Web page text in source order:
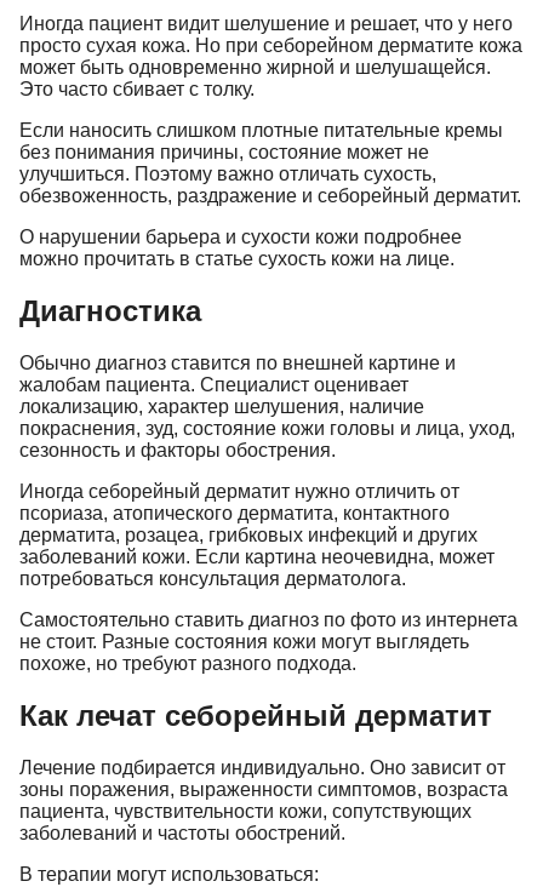
Иногда пациент видит шелушение и решает, что у него
просто сухая кожа. Но при себорейном дерматите кожа
может быть одновременно жирной и шелушащейся.
Это часто сбивает с толку.
Если наносить слишком плотные питательные кремы
без понимания причины, состояние может не
улучшиться. Поэтому важно отличать сухость,
обезвоженность, раздражение и себорейный дерматит.
О нарушении барьера и сухости кожи подробнее
можно прочитать в статье сухость кожи на лице.
Диагностика
Обычно диагноз ставится по внешней картине и
жалобам пациента. Специалист оценивает
локализацию, характер шелушения, наличие
покраснения, зуд, состояние кожи головы и лица, уход,
сезонность и факторы обострения.
Иногда себорейный дерматит нужно отличить от
псориаза, атопического дерматита, контактного
дерматита, розацеа, грибковых инфекций и других
заболеваний кожи. Если картина неочевидна, может
потребоваться консультация дерматолога.
Самостоятельно ставить диагноз по фото из интернета
не стоит. Разные состояния кожи могут выглядеть
похоже, но требуют разного подхода.
Как лечат себорейный дерматит
Лечение подбирается индивидуально. Оно зависит от
зоны поражения, выраженности симптомов, возраста
пациента, чувствительности кожи, сопутствующих
заболеваний и частоты обострений.
В терапии могут использоваться: